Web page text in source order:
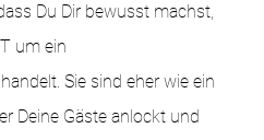
Du Dir bewusst machst,
um ein
Sie sind eher wie ein
Deine Gäste anlockt und